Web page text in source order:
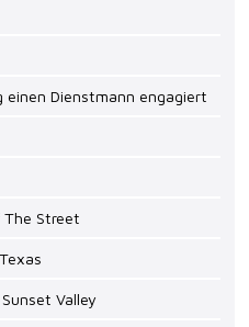
einen Dienstmann engagiert
The Street
Valley